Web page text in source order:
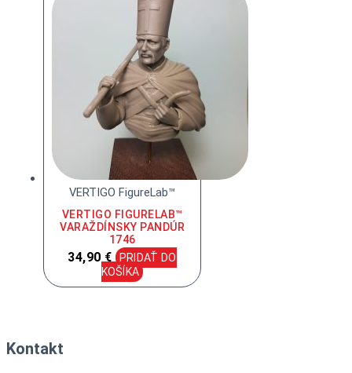
VERTIGO FigureLab™
VERTIGO FIGURELAB™
VARAŽDÍNSKY PANDÚR
1746
34,90 €
PRIDAŤ DO
KOŠÍKA
Kontakt